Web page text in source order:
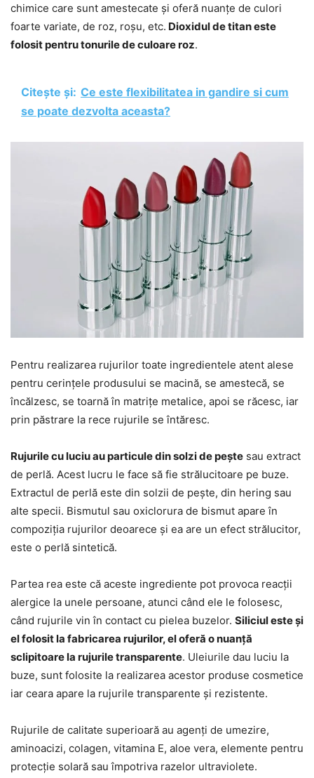
chimice care sunt amestecate și oferă nuanțe de culori
foarte variate, de roz, roșu, etc. Dioxidul de titan este
folosit pentru tonurile de culoare roz.
Citește și: Ce este flexibilitatea in gandire si cum
se poate dezvolta aceasta?
Pentru realizarea rujurilor toate ingredientele atent alese
pentru cerințele produsului se macină, se amestecă, se
încălzesc, se toarnă în matrițe metalice, apoi se răcesc, iar
prin păstrare la rece rujurile se întăresc.
Rujurile cu luciu au particule din solzi de pește sau extract
de perlă. Acest lucru le face să fie strălucitoare pe buze.
Extractul de perlă este din solzii de pește, din hering sau
alte specii. Bismutul sau oxiclorura de bismut apare în
compoziția rujurilor deoarece și ea are un efect strălucitor,
este o perlă sintetică.
Partea rea este că aceste ingrediente pot provoca reacții
alergice la unele persoane, atunci când ele le folosesc,
când rujurile vin în contact cu pielea buzelor. Siliciul este și
el folosit la fabricarea rujurilor, el oferă o nuanță
sclipitoare la rujurile transparente. Uleiurile dau luciu la
buze, sunt folosite la realizarea acestor produse cosmetice
iar ceara apare la rujurile transparente și rezistente.
Rujurile de calitate superioară au agenți de umezire,
aminoacizi, colagen, vitamina E, aloe vera, elemente pentru
protecție solară sau împotriva razelor ultraviolete.